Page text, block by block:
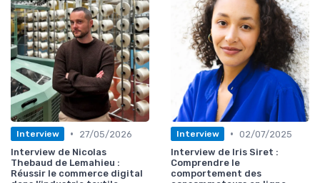
Interview •
27/05/2026
Interview de Nicolas
Thebaud de Lemahieu :
Réussir le commerce digital
Interview • 02/07/2025
Interview de Iris Siret :
Comprendre le
comportement des